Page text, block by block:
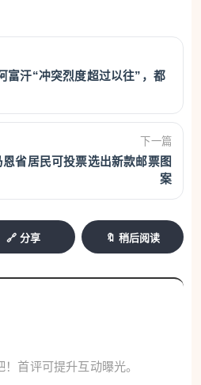
富汗“冲突烈度超过以往”，都
下一篇
省居民可投票选出新款邮票图
案
🔗 分享 🔖 稍后阅读
首评可提升互动曝光。